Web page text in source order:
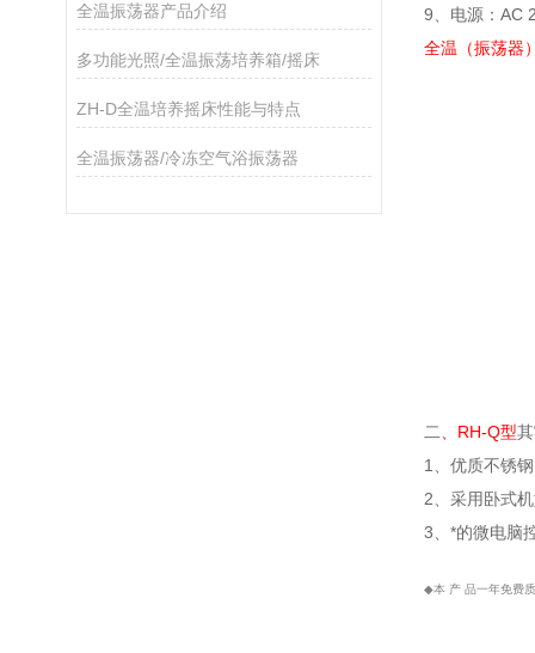
全温振荡器产品介绍
多功能光照/全温振荡培养箱/摇床
ZH-D全温培养摇床性能与特点
全温振荡器/冷冻空气浴振荡器
9、电源：AC
全温（振荡
二 、RH-Q型
1、优质不锈
2、采用卧式
3、*的微电脑
◆本 产 品一年免费